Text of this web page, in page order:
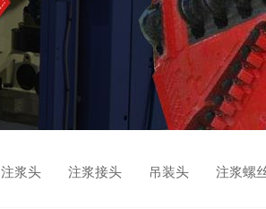
注浆头 注浆接头 吊装头 注浆螺